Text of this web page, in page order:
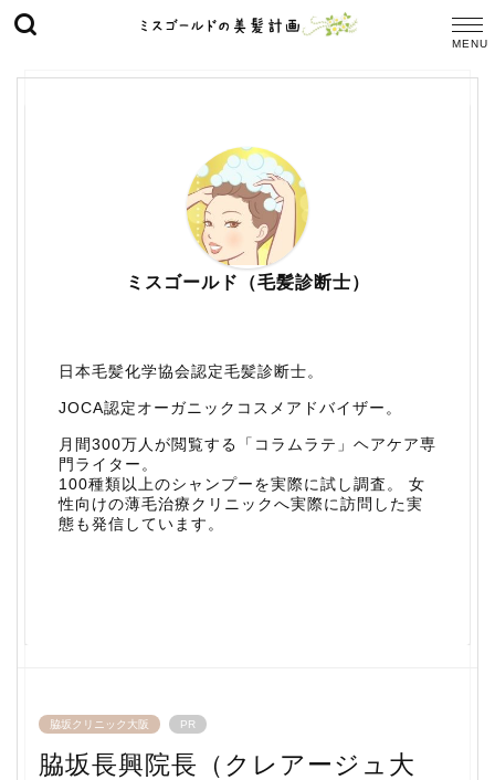
ミスゴールド（毛髪診断士）
日本毛髪化学協会認定毛髪診断士。
JOCA認定オーガニックコスメアドバイザー。
月間300万人が閲覧する「コラムラテ」ヘアケア専
門ライター。
100種類以上のシャンプーを実際に試し調査。 女
性向けの薄毛治療クリニックへ実際に訪問した実
態も発信しています。
脇坂クリニック大阪 PR
脇坂長興院長（クレアージュ大